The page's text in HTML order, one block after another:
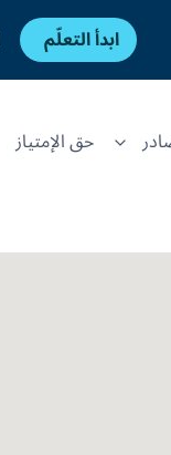
ابدأ التعلّم
حق الإمتياز